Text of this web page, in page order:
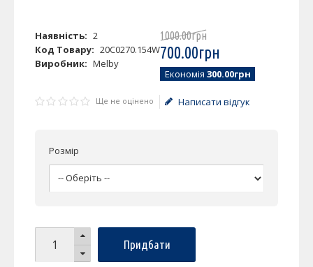
Наявність: 2
Код Товару: 20C0270.154W
Виробник: Melby
1000.00грн
700.00грн
Економія 300.00грн
Ще не оцінено Написати відгук
Розмір
Придбати